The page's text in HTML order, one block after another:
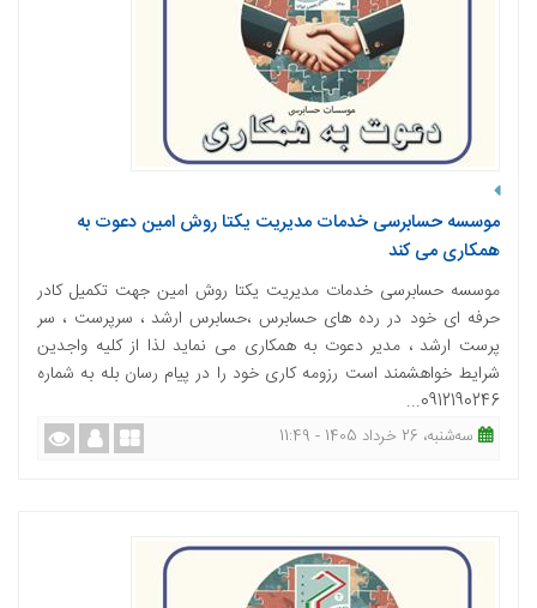
موسسه حسابرسی خدمات مدیریت یکتا روش امین دعوت به
همکاری می کند
موسسه حسابرسی خدمات مدیریت یکتا روش امین جهت تکمیل کادر
حرفه ای خود در رده های حسابرس ،حسابرس ارشد ، سرپرست ، سر
پرست ارشد ، مدیر دعوت به همکاری می نماید لذا از کلیه واجدین
شرایط خواهشمند است رزومه کاری خود را در پیام رسان بله به شماره
0912190246...
ﺳﻪشنبه، 26 خرداد 1405 - 11:49